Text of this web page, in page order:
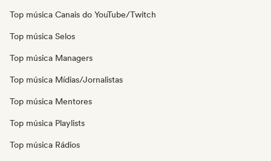
Top música Canais do YouTube/Twitch
Top música Selos
Top música Managers
Top música Mídias/Jornalistas
Top música Mentores
Top música Playlists
Top música Rádios